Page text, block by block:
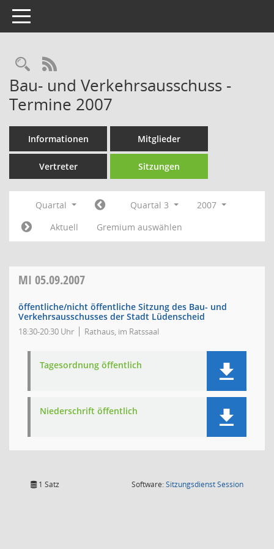
Toggle navigation
Rechercheauswahl
RSS-Feed
Bau- und Verkehrsausschuss -
Termine 2007
Informationen Mitglieder
Vertreter Sitzungen
Quartal Quartal 3
2007
Aktuell
Gremium auswählen
MI 05.09.2007
öffentliche/nicht öffentliche Sitzung des Bau- und
Verkehrsausschusses der Stadt Lüdenscheid
18:30-20:30 Uhr Rathaus, im Ratssaal
Tagesordnung öffentlich
Niederschrift öffentlich
1 Satz Software:SitzungsdienstSession(Wird in